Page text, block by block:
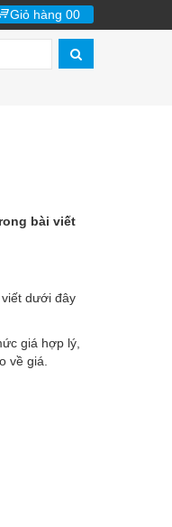
Giỏ hàng 00
bài viết
dưới đây
giá hợp lý,
về giá.